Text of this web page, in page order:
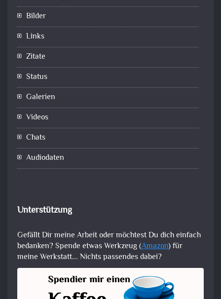
Bilder
Links
Zitate
Status
Galerien
Videos
Chats
Audiodaten
Unterstützung
Gefällt Dir meine Arbeit oder möchtest Du dich einfach
bedanken? Spende etwas Werkzeug (Amazon) für
meine Werkstatt... Nichts passendes dabei?